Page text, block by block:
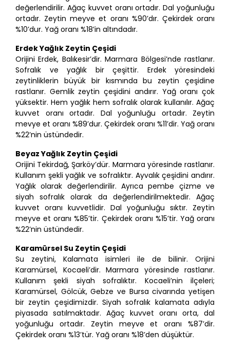
değerlendirilir. Ağaç kuvvet oranı ortadır. Dal yoğunluğu
ortadır. Zeytin meyve et oranı %90’dır. Çekirdek oranı
%10’dur. Yağ oranı %18’in altındadır.
Erdek Yağlık Zeytin Çeşidi
Orijini Erdek, Balıkesir’dir. Marmara Bölgesi’nde rastlanır.
Sofralık ve yağlık bir çeşittir. Erdek yöresindeki
zeytinliklerin büyük bir kısmında bu zeytin çeşidine
rastlanır. Gemlik zeytin çeşidini andırır. Yağ oranı çok
yüksektir. Hem yağlık hem sofralık olarak kullanılır. Ağaç
kuvvet oranı ortadır. Dal yoğunluğu ortadır. Zeytin
mevye et oranı %89’dur. Çekirdek oranı %11’dir. Yağ oranı
%22’nin üstündedir.
Beyaz Yağlık Zeytin Çeşidi
Orijini Tekirdağ, Şarköy’dür. Marmara yöresinde rastlanır.
Kullanım şekli yağlık ve sofralıktır. Ayvalık çeşidini andırır.
Yağlık olarak değerlendirilir. Ayrıca pembe çizme ve
siyah sofralık olarak da değerlendirilmektedir. Ağaç
kuvvet oranı kuvvetlidir. Dal yoğunluğu sıktır. Zeytin
meyve et oranı %85’tir. Çekirdek oranı %15’tir. Yağ oranı
%22’nin üstündedir.
Karamürsel Su Zeytin Çeşidi
Su zeytini, Kalamata isimleri ile de bilinir. Orijini
Karamürsel, Kocaeli’dir. Marmara yöresinde rastlanır.
Kullanım şekli siyah sofralıktır. Kocaeli’nin ilçeleri;
Karamürsel, Gölcük, Gebze ve Bursa civarında yetişen
bir zeytin çeşidimizdir. Siyah sofralık kalamata adıyla
piyasada satılmaktadır. Ağaç kuvvet oranı orta, dal
yoğunluğu ortadır. Zeytin meyve et oranı %87’dir.
Çekirdek oranı %13’tür. Yağ oranı %18’den düşüktür.